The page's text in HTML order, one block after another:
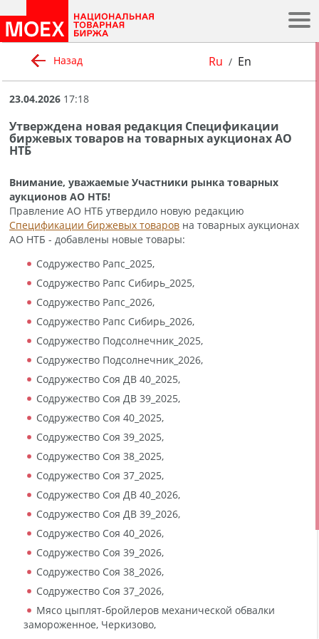
Назад Ru / En
23.04.2026 17:18
Утверждена новая редакция Спецификации
биржевых товаров на товарных аукционах АО
НТБ
Внимание, уважаемые Участники рынка товарных
аукционов АО НТБ!
Правление АО НТБ утвердило новую редакцию
Спецификации биржевых товаров на товарных аукционах
АО НТБ - добавлены новые товары:
Содружество Рапс_2025,
Содружество Рапс Сибирь_2025,
Содружество Рапс_2026,
Содружество Рапс Сибирь_2026,
Содружество Подсолнечник_2025,
Содружество Подсолнечник_2026,
Содружество Соя ДВ 40_2025,
Содружество Соя ДВ 39_2025,
Содружество Соя 40_2025,
Содружество Соя 39_2025,
Содружество Соя 38_2025,
Содружество Соя 37_2025,
Содружество Соя ДВ 40_2026,
Содружество Соя ДВ 39_2026,
Содружество Соя 40_2026,
Содружество Соя 39_2026,
Содружество Соя 38_2026,
Содружество Соя 37_2026,
Мясо цыплят-бройлеров механической обвалки
замороженное, Черкизово,